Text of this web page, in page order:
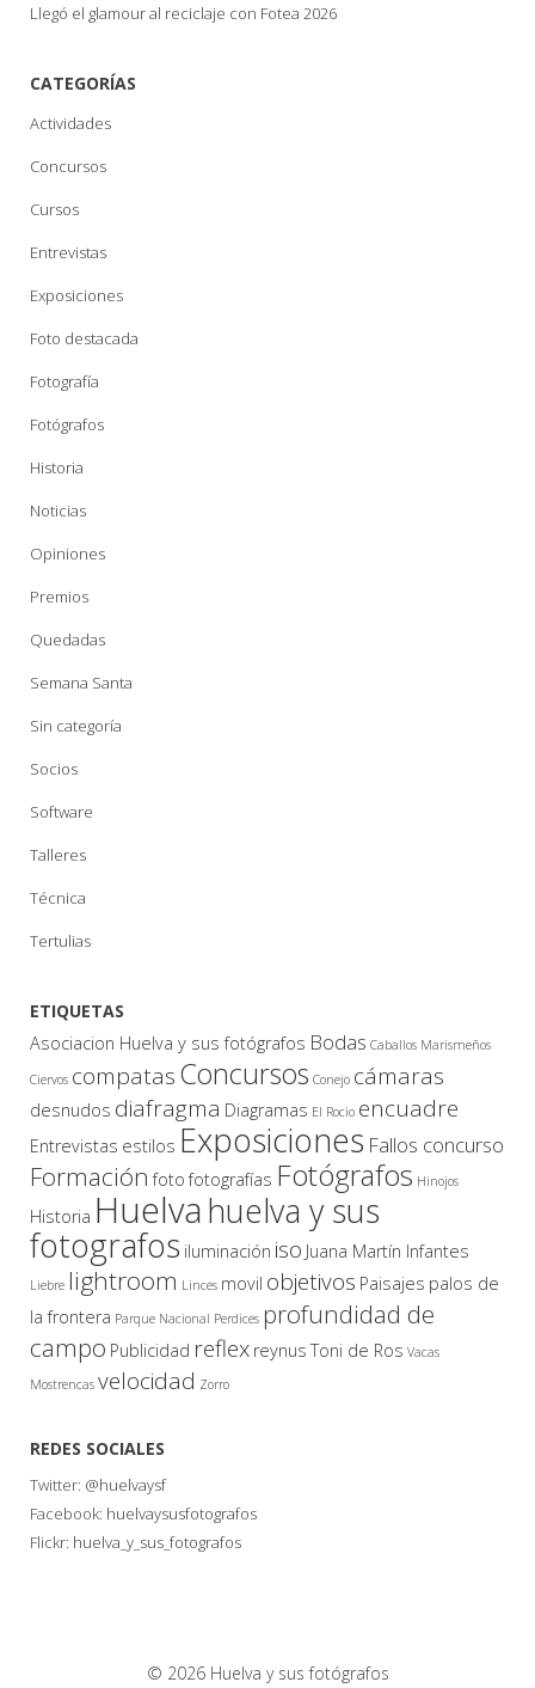
Llegó el glamour al reciclaje con Fotea 2026
CATEGORÍAS
Actividades
Concursos
Cursos
Entrevistas
Exposiciones
Foto destacada
Fotografía
Fotógrafos
Historia
Noticias
Opiniones
Premios
Quedadas
Semana Santa
Sin categoría
Socios
Software
Talleres
Técnica
Tertulias
ETIQUETAS
Asociacion Huelva y sus fotógrafos Bodas Caballos Marismeños
Ciervos compatasConcursos Conejo cámaras
desnudos diafragma Diagramas El Rocio encuadre
Entrevistas estilos Exposiciones Fallos concurso
Formación foto fotografías Fotógrafos Hinojos
Historia Huelvahuelva y sus
fotografos iluminación iso Juana Martín Infantes
Liebre lightroom Linces movil objetivos Paisajes palos de
la frontera Parque Nacional Perdices profundidad de
campo Publicidad reflex reynus Toni de Ros Vacas
Mostrencas velocidad Zorro
REDES SOCIALES
Twitter: @huelvaysf
Facebook: huelvaysusfotografos
Flickr: huelva_y_sus_fotografos
© 2026 Huelva y sus fotógrafos